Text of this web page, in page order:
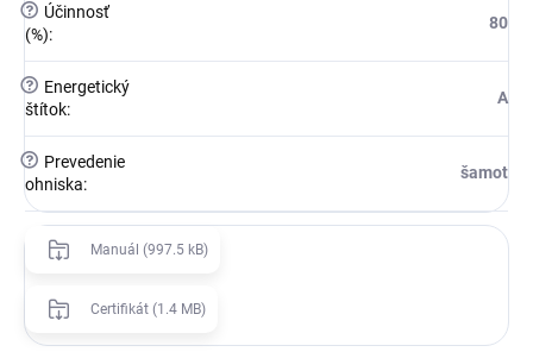
?
Účinnosť
(%):
80
?
Energetický
štítok:
A
?
Prevedenie
ohniska:
šamot
Manuál (997.5 kB)
Certifikát (1.4 MB)